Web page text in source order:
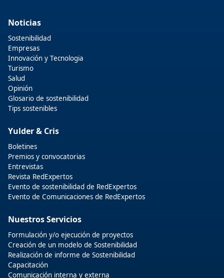
Noticias
Sostenibilidad
Empresas
Innovación y Tecnologia
Turismo
Salud
Opinión
Glosario de sostenibilidad
Tips sostenibles
Yulder & Cris
Boletines
Premios y convocatorias
Entrevistas
Revista RedExpertos
Evento de sostenibilidad de RedExpertos
Evento de Comunicaciones de RedExpertos
Nuestros Servicios
Formulación y/o ejecución de proyectos
Creación de un modelo de Sostenibilidad
Realización de informe de Sostenibilidad
Capacitación
Comunicación interna y externa